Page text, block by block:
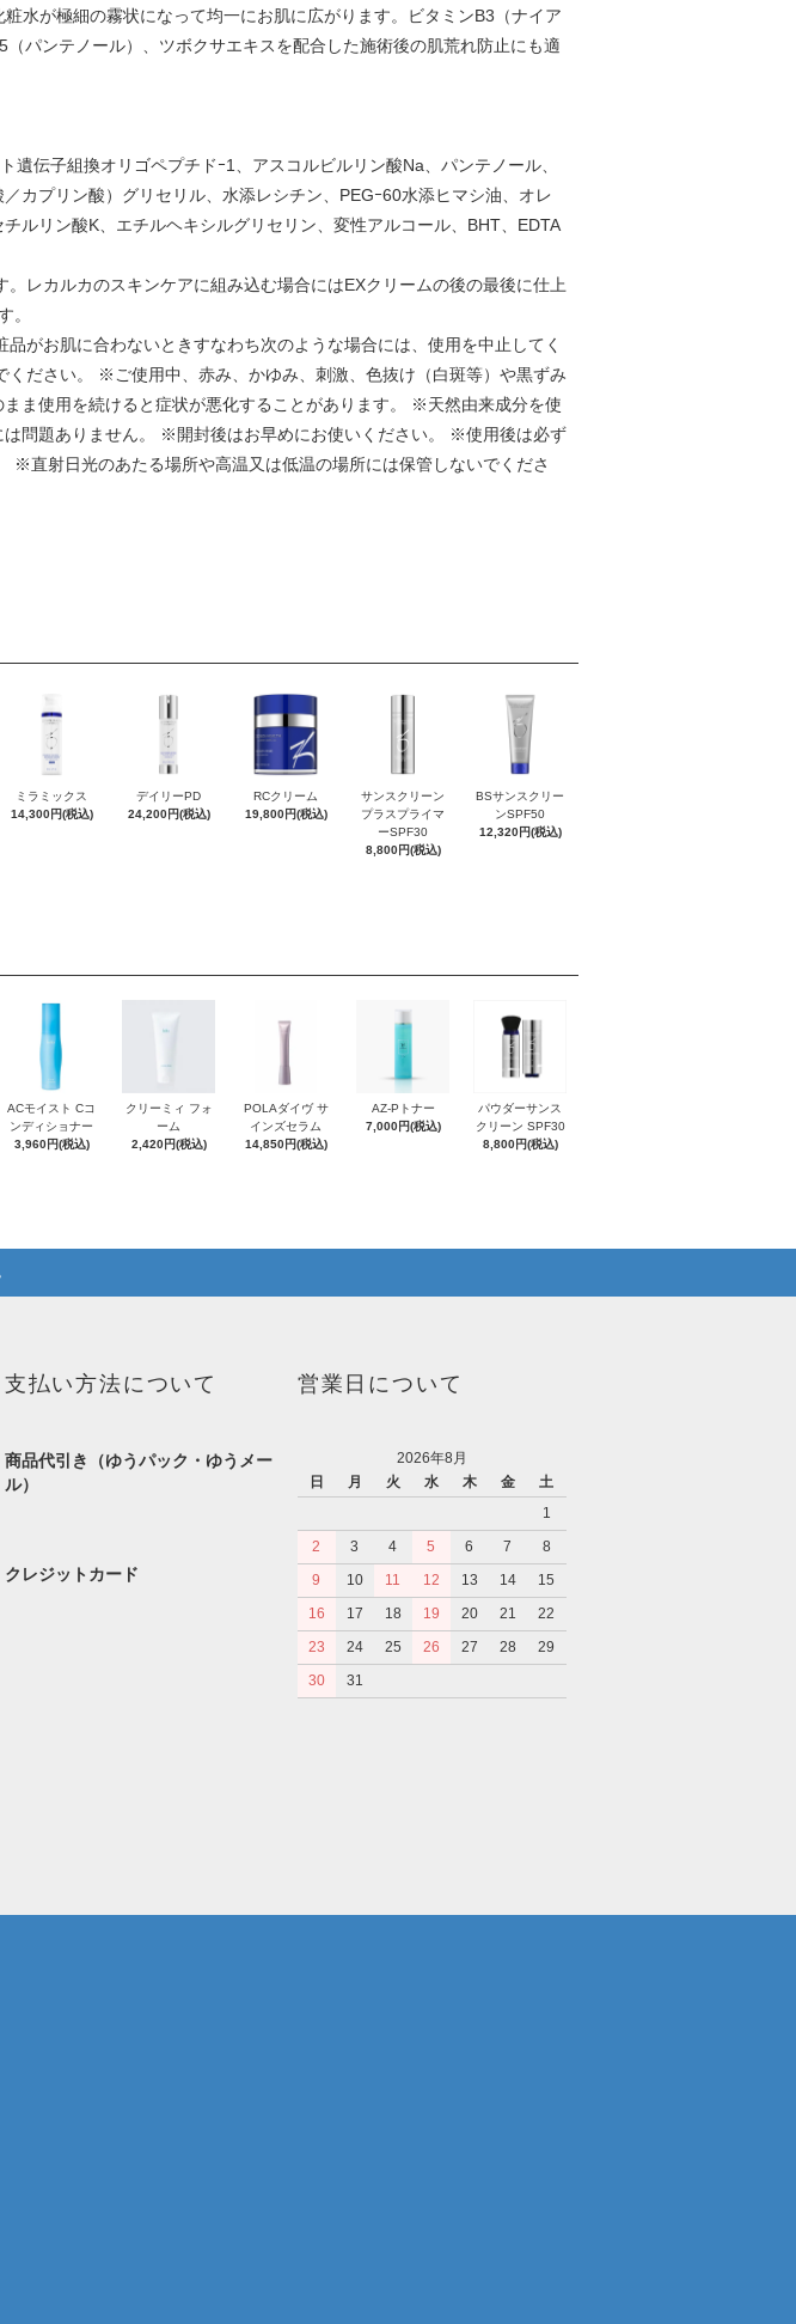
水が極細の霧状になって均一にお肌に広がります。ビタミンB3（ナイア
パンテノール）、ツボクサエキスを配合した施術後の肌荒れ防止にも適
伝子組換オリゴペプチドｰ1、アスコルビルリン酸Na、パンテノール、
カプリン酸）グリセリル、水添レシチン、PEGｰ60水添ヒマシ油、オレ
ルリン酸K、エチルヘキシルグリセリン、変性アルコール、BHT、EDTA
レカルカのスキンケアに組み込む場合にはEXクリームの後の最後に仕上
。
がお肌に合わないときすなわち次のような場合には、使用を中止してく
ださい。 ※ご使用中、赤み、かゆみ、刺激、色抜け（白斑等）や黒ずみ
ま使用を続けると症状が悪化することがあります。 ※天然由来成分を使
問題ありません。 ※開封後はお早めにお使いください。 ※使用後は必ず
直射日光のあたる場所や高温又は低温の場所には保管しないでくださ
ミラミックス
14,300円(税込)
デイリーPD
24,200円(税込)
RCクリーム
19,800円(税込)
サンスクリーン
プラスプライマ
ーSPF30
8,800円(税込)
BSサンスクリー
ンSPF50
12,320円(税込)
ACモイスト Cコ
ンディショナー
3,960円(税込)
クリーミィ フォ
ーム
2,420円(税込)
POLAダイヴ サ
インズセラム
14,850円(税込)
AZ-Pトナー
7,000円(税込)
パウダーサンス
クリーン SPF30
8,800円(税込)
支払い方法について
商品代引き（ゆうパック・ゆうメー
ル）
クレジットカード
営業日について
2026年8月
日
月 火 水 木 金
土
1
2
3 4 5 6 7
8
9
10 11 12 13 14
15
16
17 18 19 20 21
22
23
24 25 26 27 28
29
30
31